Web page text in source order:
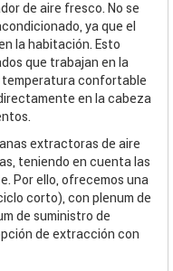
de aire fresco. No se
ya que el
la habitación. Esto
que trabajan en la
temperatura confortable
en la cabeza
extractoras de aire
teniendo en cuenta las
Por ello, ofrecemos una
corto), con plenum de
de suministro de
de extracción con